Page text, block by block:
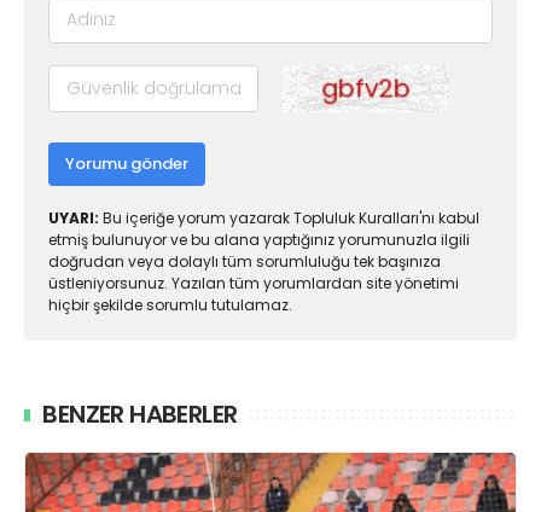
Yorumu gönder
UYARI: Bu içeriğe yorum yazarak Topluluk Kuralları'nı kabul
etmiş bulunuyor ve bu alana yaptığınız yorumunuzla ilgili
doğrudan veya dolaylı tüm sorumluluğu tek başınıza
üstleniyorsunuz. Yazılan tüm yorumlardan site yönetimi
hiçbir şekilde sorumlu tutulamaz.
BENZER HABERLER